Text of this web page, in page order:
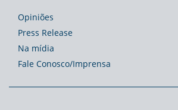
Opiniões
Press Release
Na mídia
Fale Conosco/Imprensa